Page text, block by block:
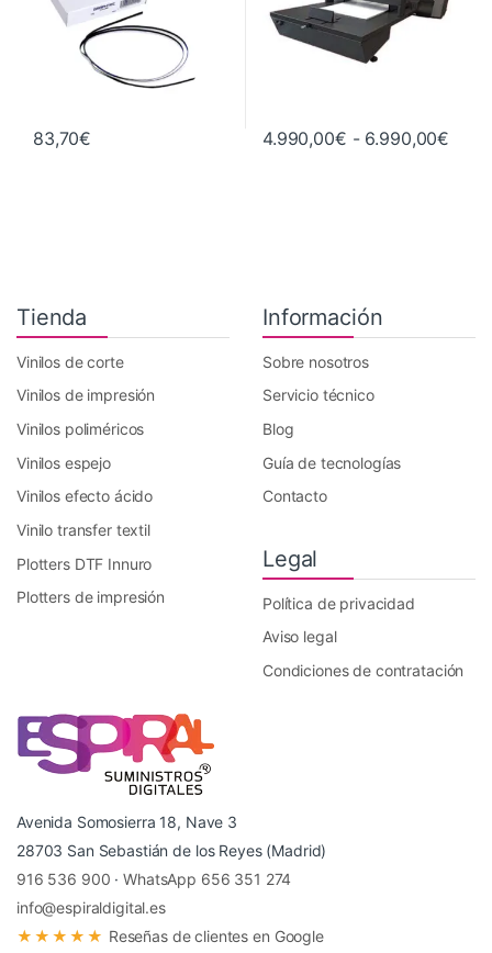
83,70€ 4.990,00€ - 6.990,00€
Este producto tiene múltiples
Tienda
Vinilos de corte
Vinilos de impresión
Vinilos poliméricos
Vinilos espejo
Vinilos efecto ácido
Vinilo transfer textil
Plotters DTF Innuro
Plotters de impresión
Información
Sobre nosotros
Servicio técnico
Blog
Guía de tecnologías
Contacto
Legal
Política de privacidad
Aviso legal
Condiciones de contratación
Avenida Somosierra 18, Nave 3
28703 San Sebastián de los Reyes (Madrid)
916 536 900 ·WhatsApp 656 351 274
info@espiraldigital.es
★★★★★ Reseñas de clientes en Google